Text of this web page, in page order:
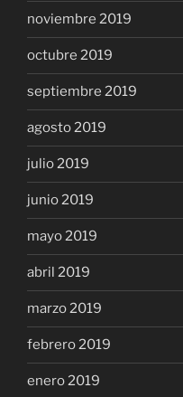
noviembre 2019
octubre 2019
septiembre 2019
agosto 2019
julio 2019
junio 2019
mayo 2019
abril 2019
marzo 2019
febrero 2019
enero 2019